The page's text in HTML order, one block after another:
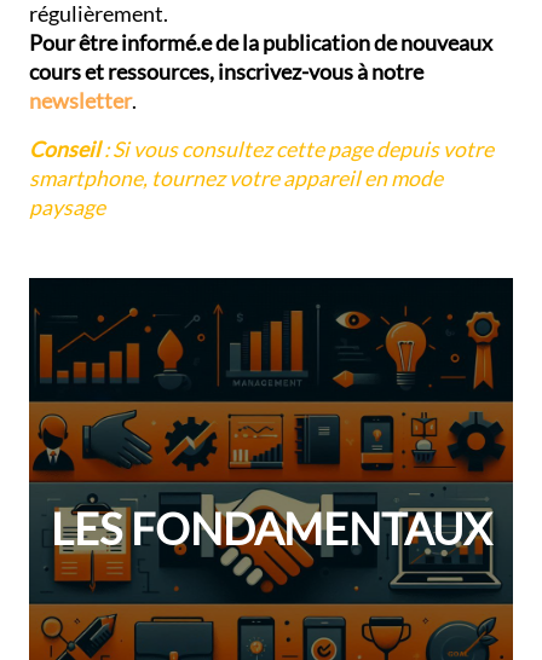
régulièrement.
Pour être informé.e de la publication de nouveaux
cours et ressources, inscrivez-vous à notre
newsletter.
Conseil: Si vous consultez cette page depuis votre
smartphone, tournez votre appareil en mode
paysage
LES FONDAMENTAUX